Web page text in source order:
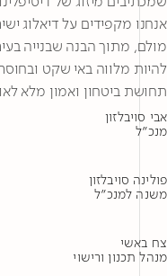
אנחנו מקפידים על דיאלוג
מולם, מתוך הבנה שבנייה
להיות מלווה באי שקט
תחושת ביטחון ואמון מלא
אבי סויבלזון
מנכ״ל
פולינה סויבלזון
משנה למנכ״ל
צח באשי
מנהל תכנון ורישוי